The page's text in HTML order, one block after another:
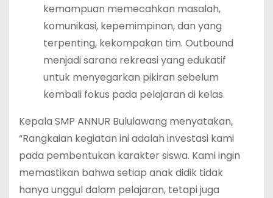
kemampuan memecahkan masalah,
komunikasi, kepemimpinan, dan yang
terpenting, kekompakan tim. Outbound
menjadi sarana rekreasi yang edukatif
untuk menyegarkan pikiran sebelum
kembali fokus pada pelajaran di kelas.
Kepala SMP ANNUR Bululawang menyatakan,
“Rangkaian kegiatan ini adalah investasi kami
pada pembentukan karakter siswa. Kami ingin
memastikan bahwa setiap anak didik tidak
hanya unggul dalam pelajaran, tetapi juga